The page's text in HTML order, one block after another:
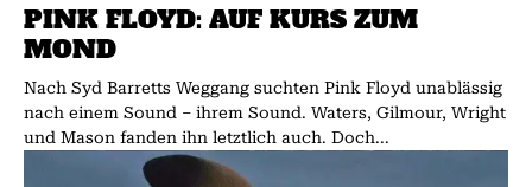
PINK FLOYD: AUF KURS ZUM
MOND
Nach Syd Barretts Weggang suchten Pink Floyd unablässig
nach einem Sound – ihrem Sound. Waters, Gilmour, Wright
und Mason fanden ihn letztlich auch. Doch...